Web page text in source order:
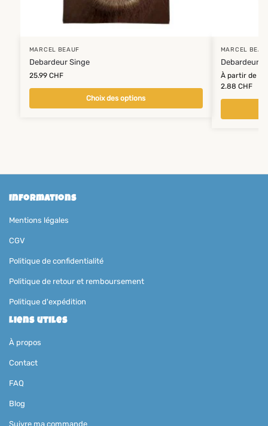
MARCEL BEAUF
Debardeur Singe
25.99 CHF
Choix des options
MARCEL
Debardeur
À partir de
2.88 CHF
Informations
Mentions légales
CGV
Politique de confidentialité
Politique de retour et remboursement
Politique d'expédition
Liens utiles
À propos
Contact
FAQ
Blog
Suivre ma commande